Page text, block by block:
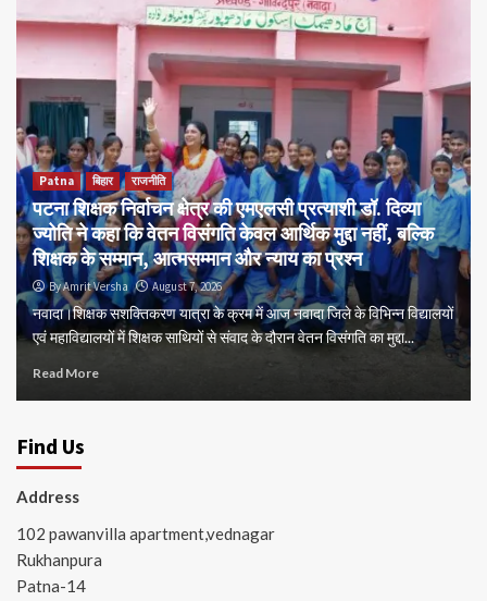
Patna बिहार राजनीति
पटना शिक्षक निर्वाचन क्षेत्र की एमएलसी प्रत्याशी डॉ. दिव्या
ज्योति ने कहा कि वेतन विसंगति केवल आर्थिक मुद्दा नहीं, बल्कि
शिक्षक के सम्मान, आत्मसम्मान और न्याय का प्रश्न
By Amrit Versha August 7, 2026
नवादा।शिक्षक सशक्तिकरण यात्रा के क्रम में आज नवादा जिले के विभिन्न विद्यालयों
एवं महाविद्यालयों में शिक्षक साथियों से संवाद के दौरान वेतन विसंगति का मुद्दा...
Read More
Find Us
Address
102 pawanvilla apartment,vednagar
Rukhanpura
Patna-14